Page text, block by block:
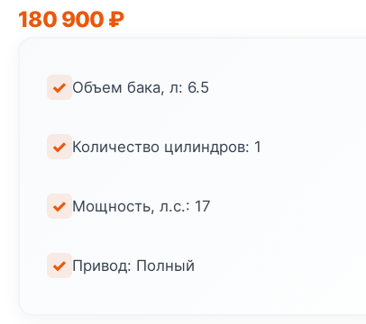
180 900 ₽
Объем бака, л: 6.5
Количество цилиндров: 1
Мощность, л.с.: 17
Привод: Полный